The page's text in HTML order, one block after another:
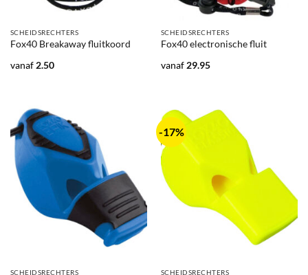
SCHEIDSRECHTERS
Fox40 Breakaway fluitkoord
vanaf 2.50
SCHEIDSRECHTERS
Fox40 electronische fluit
vanaf 29.95
SCHEIDSRECHTERS
-17%
SCHEIDSRECHTERS